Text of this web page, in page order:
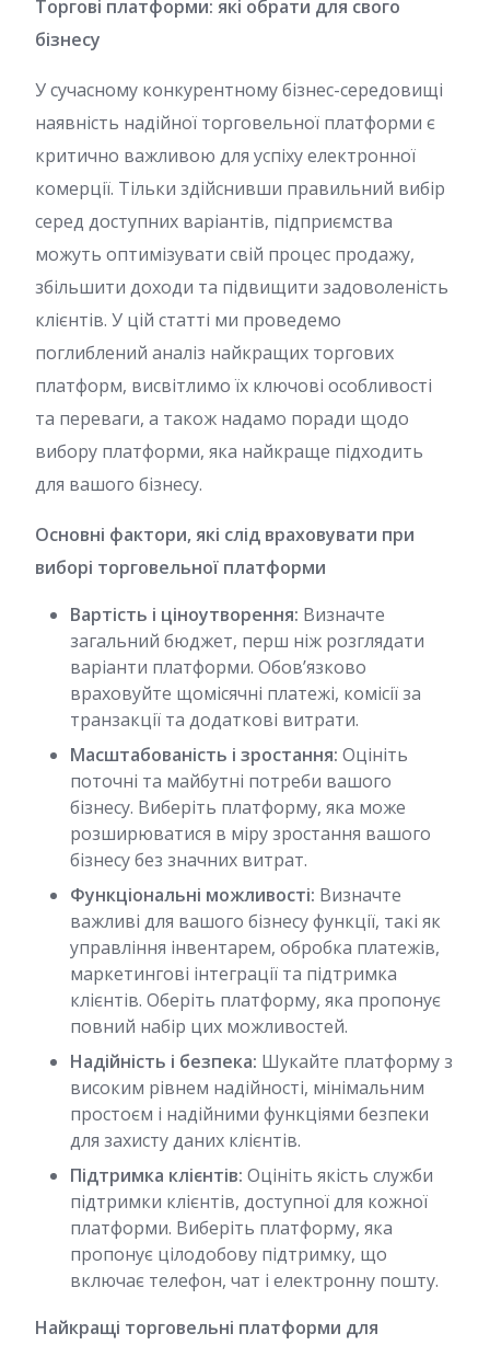
Торгові платформи: які обрати для свого
бізнесу
У сучасному конкурентному бізнес-середовищі
наявність надійної торговельної платформи є
критично важливою для успіху електронної
комерції. Тільки здійснивши правильний вибір
серед доступних варіантів, підприємства
можуть оптимізувати свій процес продажу,
збільшити доходи та підвищити задоволеність
клієнтів. У цій статті ми проведемо
поглиблений аналіз найкращих торгових
платформ, висвітлимо їх ключові особливості
та переваги, а також надамо поради щодо
вибору платформи, яка найкраще підходить
для вашого бізнесу.
Основні фактори, які слід враховувати при
виборі торговельної платформи
Вартість і ціноутворення: Визначте
загальний бюджет, перш ніж розглядати
варіанти платформи. Обов’язково
враховуйте щомісячні платежі, комісії за
транзакції та додаткові витрати.
Масштабованість і зростання: Оцініть
поточні та майбутні потреби вашого
бізнесу. Виберіть платформу, яка може
розширюватися в міру зростання вашого
бізнесу без значних витрат.
Функціональні можливості: Визначте
важливі для вашого бізнесу функції, такі як
управління інвентарем, обробка платежів,
маркетингові інтеграції та підтримка
клієнтів. Оберіть платформу, яка пропонує
повний набір цих можливостей.
Надійність і безпека: Шукайте платформу з
високим рівнем надійності, мінімальним
простоєм і надійними функціями безпеки
для захисту даних клієнтів.
Підтримка клієнтів: Оцініть якість служби
підтримки клієнтів, доступної для кожної
платформи. Виберіть платформу, яка
пропонує цілодобову підтримку, що
включає телефон, чат і електронну пошту.
Найкращі торговельні платформи для